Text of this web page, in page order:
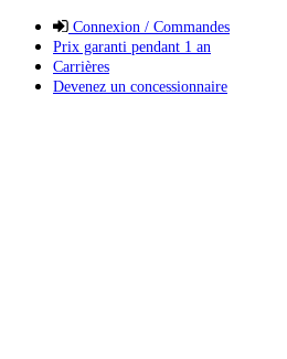
Connexion / Commandes
Prix garanti pendant 1 an
Carrières
Devenez un concessionnaire